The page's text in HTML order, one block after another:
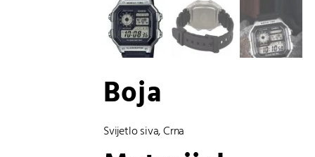
Boja
Svijetlo siva,Crna